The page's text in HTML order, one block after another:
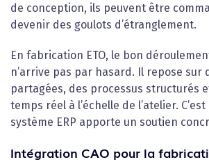
de conception, ils peuvent être
devenir des goulots d’étranglement.
En fabrication ETO, le bon
n’arrive pas par hasard. Il repose sur
partagées, des processus structurés
temps réel à l’échelle de l’atelier.
système ERP apporte un soutien
Intégration CAO pour la